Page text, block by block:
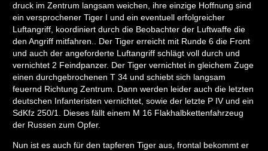
druck im Zentrum langsam weichen, ihre einzige Hoffnung sind
ein versprochener Tiger I und ein eventuell erfolgreicher
Luftangriff, koordiniert durch die Beobachter der Luftwaffe die
den Angriff mitfahren.. Der Tiger erreicht mit Runde 6 die Front
und auch der angeforderte Luftangriff schlägt voll durch und
vernichtet 2 Feindpanzer. Der Tiger vernichtet in gleichem Zuge
einen durchgebrochenen T 34 und schiebt sich langsam
feuernd Richtung Zentrum. Dann werden leider auch die letzten
deutschen Infanteristen vernichtet, sowie der letzte P IV und ein
SdKfz 250/1. Dieses fällt einem M 16 Flakhalbkettenfahrzeug
der Russen zum Opfer.
Nun ist es auch für den tapferen Tiger aus, frontal bekommt er